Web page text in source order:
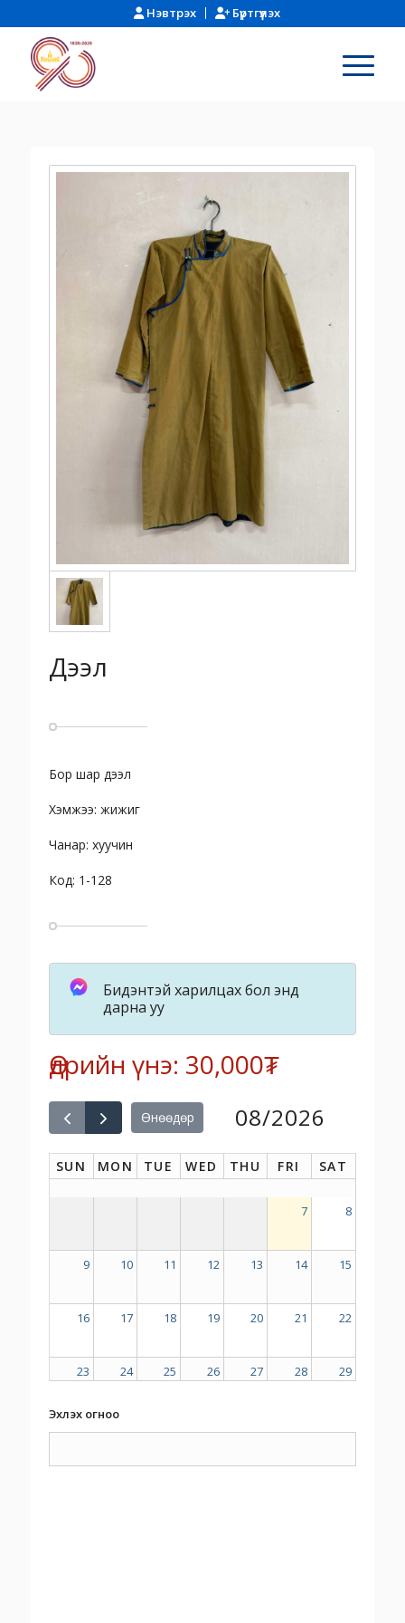
Нэвтрэх Бүртгүүлэх
Дээл
Бор шар дээл
Хэмжээ: жижиг
Чанар: хуучин
Код: 1-128
Бидэнтэй харилцах бол энд
дарна уу
Өдрийн үнэ: 30,000₮
Өнөөдөр 08/2026
SUN MON TUE WED THU FRI SAT
7 8
9 10 11 12 13 14 15
16 17 18 19 20 21 22
23 24 25 26 27 28 29
Эхлэх огноо